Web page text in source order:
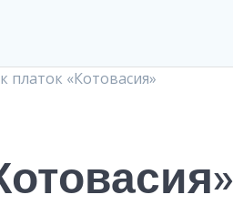
платок «Котовасия»